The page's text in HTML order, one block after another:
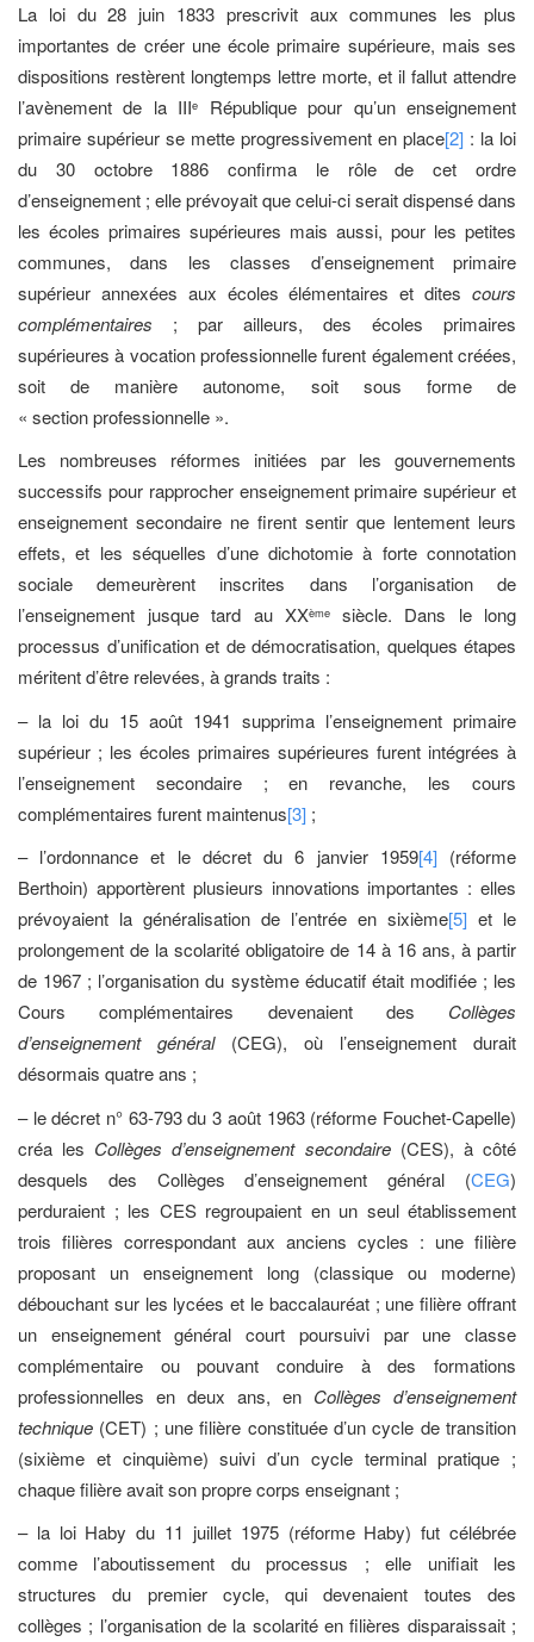
La loi du 28 juin 1833 prescrivit aux communes les plus
importantes de créer une école primaire supérieure, mais ses
dispositions restèrent longtemps lettre morte, et il fallut attendre
l’avènement de la IIIe
République pour qu’un enseignement
primaire supérieur se mette progressivement en place[2] : la loi
du 30 octobre 1886 confirma le rôle de cet ordre
d’enseignement ; elle prévoyait que celui-ci serait dispensé dans
les écoles primaires supérieures mais aussi, pour les petites
communes, dans les classes d’enseignement primaire
supérieur annexées aux écoles élémentaires et dites cours
complémentaires ; par ailleurs, des écoles primaires
supérieures à vocation professionnelle furent également créées,
soit de manière autonome, soit sous forme de
« section professionnelle ».
Les nombreuses réformes initiées par les gouvernements
successifs pour rapprocher enseignement primaire supérieur et
enseignement secondaire ne firent sentir que lentement leurs
effets, et les séquelles d’une dichotomie à forte connotation
sociale demeurèrent inscrites dans l’organisation de
l’enseignement jusque tard au XXème siècle. Dans le long
processus d’unification et de démocratisation, quelques étapes
méritent d’être relevées, à grands traits :
– la loi du 15 août 1941 supprima l’enseignement primaire
supérieur ; les écoles primaires supérieures furent intégrées à
l’enseignement secondaire ; en revanche, les cours
complémentaires furent maintenus[3] ;
– l’ordonnance et le décret du 6 janvier 1959[4](réforme
Berthoin) apportèrent plusieurs innovations importantes : elles
prévoyaient la généralisation de l’entrée en sixième[5] et le
prolongement de la scolarité obligatoire de 14 à 16 ans, à partir
de 1967 ; l’organisation du système éducatif était modifiée ; les
Cours complémentaires devenaient des Collèges
d’enseignement général(CEG), où l’enseignement durait
désormais quatre ans ;
– le décret n° 63-793 du 3 août 1963 (réforme Fouchet-Capelle)
créa les Collèges d’enseignement secondaire(CES), à côté
desquels des Collèges d’enseignement général (CEG)
perduraient ; les CES regroupaient en un seul établissement
trois filières correspondant aux anciens cycles : une filière
proposant un enseignement long (classique ou moderne)
débouchant sur les lycées et le baccalauréat ; une filière offrant
un enseignement général court poursuivi par une classe
complémentaire ou pouvant conduire à des formations
professionnelles en deux ans, en Collèges d’enseignement
technique (CET) ; une filière constituée d’un cycle de transition
(sixième et cinquième) suivi d’un cycle terminal pratique ;
chaque filière avait son propre corps enseignant ;
– la loi Haby du 11 juillet 1975 (réforme Haby) fut célébrée
comme l’aboutissement du processus ; elle unifiait les
structures du premier cycle, qui devenaient toutes des
collèges ; l’organisation de la scolarité en filières disparaissait ;